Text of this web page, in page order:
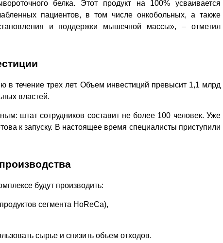
белка. Этот продукт на 100% усваивается
пациентов, в том числе онкобольных, а также
и поддержки мышечной массы», – отметил
в течение трех лет. Объем инвестиций превысит 1,1 млрд
властей.
штат сотрудников составит не более 100 человек. Уже
к запуску. В настоящее время специалисты приступили
будут производить:
сегмента HoReCa),
сырье и снизить объем отходов.